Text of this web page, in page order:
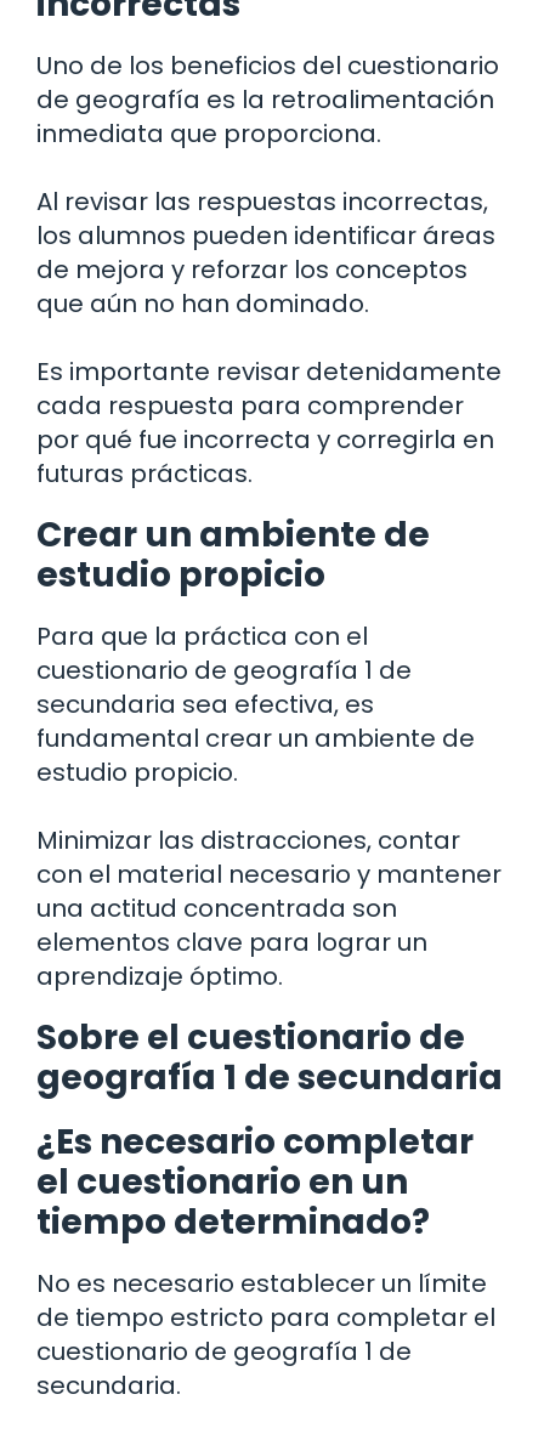
Uno de los beneficios del cuestionario
de geografía es la retroalimentación
inmediata que proporciona.
Al revisar las respuestas incorrectas,
los alumnos pueden identificar áreas
de mejora y reforzar los conceptos
que aún no han dominado.
Es importante revisar detenidamente
cada respuesta para comprender
por qué fue incorrecta y corregirla en
futuras prácticas.
Crear un ambiente de
estudio propicio
Para que la práctica con el
cuestionario de geografía 1 de
secundaria sea efectiva, es
fundamental crear un ambiente de
estudio propicio.
Minimizar las distracciones, contar
con el material necesario y mantener
una actitud concentrada son
elementos clave para lograr un
aprendizaje óptimo.
Sobre el cuestionario de
geografía 1 de secundaria
¿Es necesario completar
el cuestionario en un
tiempo determinado?
No es necesario establecer un límite
de tiempo estricto para completar el
cuestionario de geografía 1 de
secundaria.